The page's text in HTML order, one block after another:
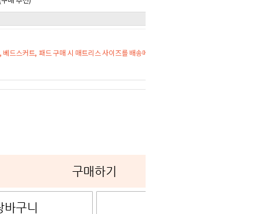
베드스커트, 패드 구매 시 매트리스 사이즈를 배송메시지에 기재해주세요.
구매하기
바구니